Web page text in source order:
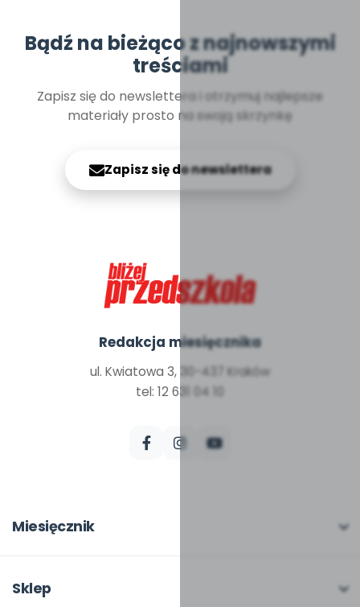
Bądź na bieżąco z najnowszymi
treściami
Zapisz się do newslettera i otrzymuj najlepsze
materiały prosto na swoją skrzynkę
Zapisz się do newslettera
Redakcja miesięcznika
ul. Kwiatowa 3, 30-437 Kraków
tel: 12 631 04 10
Miesięcznik
W numerze
Sklep